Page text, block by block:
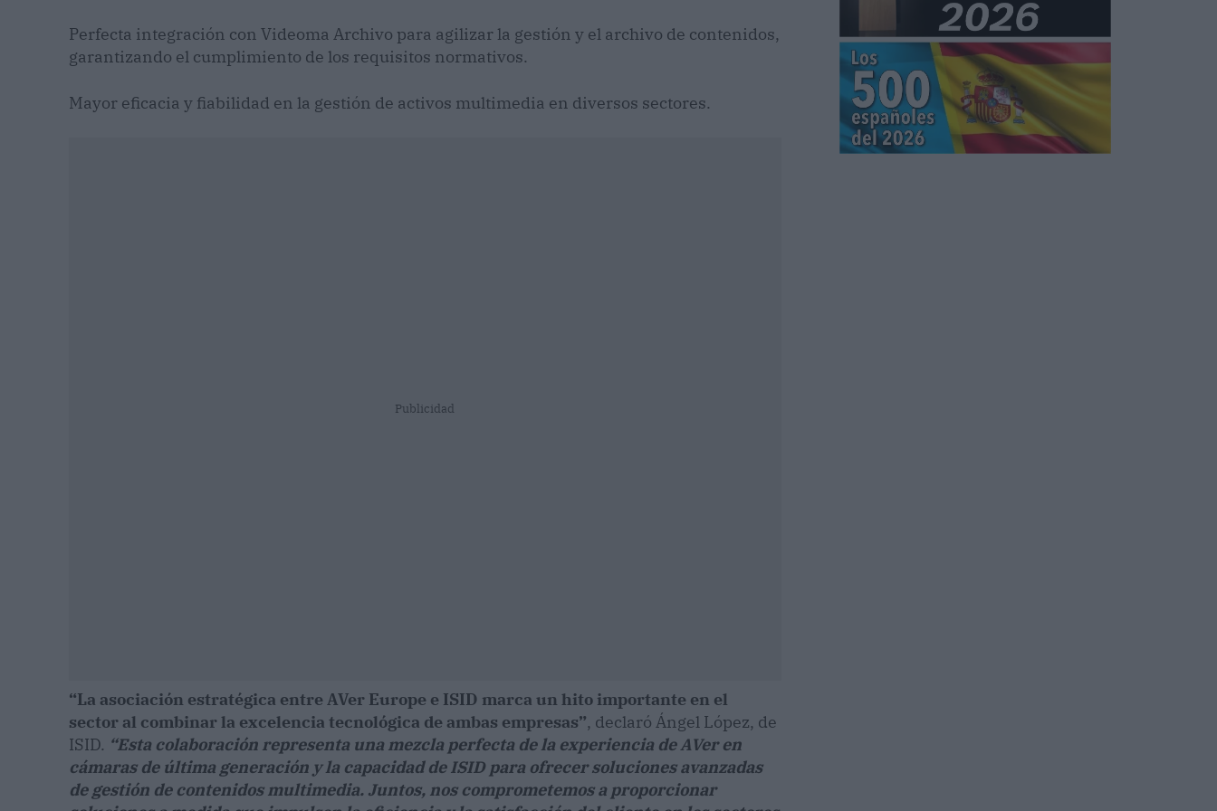
Perfecta integración con Videoma Archivo para agilizar la gestión y el archivo de contenidos,
garantizando el cumplimiento de los requisitos normativos.
Mayor eficacia y fiabilidad en la gestión de activos multimedia en diversos sectores.
Publicidad
“La asociación estratégica entre AVer Europe e ISID marca un hito importante en el
sector al combinar la excelencia tecnológica de ambas empresas”, declaró Ángel López, de
ISID. “Esta colaboración representa una mezcla perfecta de la experiencia de AVer en
cámaras de última generación y la capacidad de ISID para ofrecer soluciones avanzadas
de gestión de contenidos multimedia. Juntos, nos comprometemos a proporcionar